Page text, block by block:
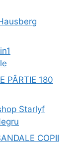
PÂRTIE 180
Starlyf
COPII